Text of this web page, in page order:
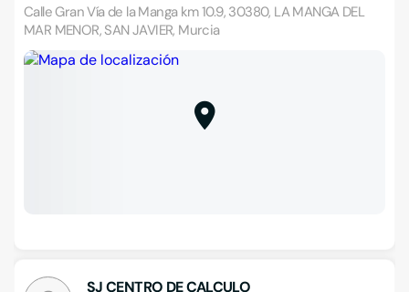
Calle Gran Vía de la Manga km 10.9, 30380, LA MANGA DEL
MAR MENOR, SAN JAVIER, Murcia
SJ CENTRO DE CALCULO